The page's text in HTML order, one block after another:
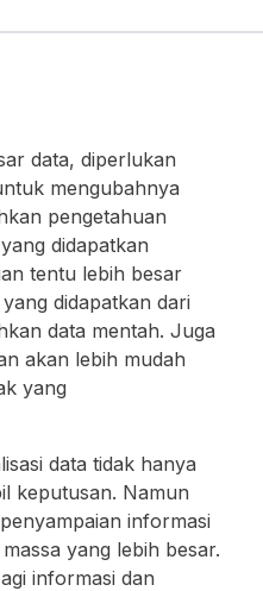
data, diperlukan
mengubahnya
pengetahuan
didapatkan
tentu lebih besar
didapatkan dari
data mentah. Juga
akan lebih mudah
yang
data tidak hanya
keputusan. Namun
informasi
yang lebih besar.
informasi dan